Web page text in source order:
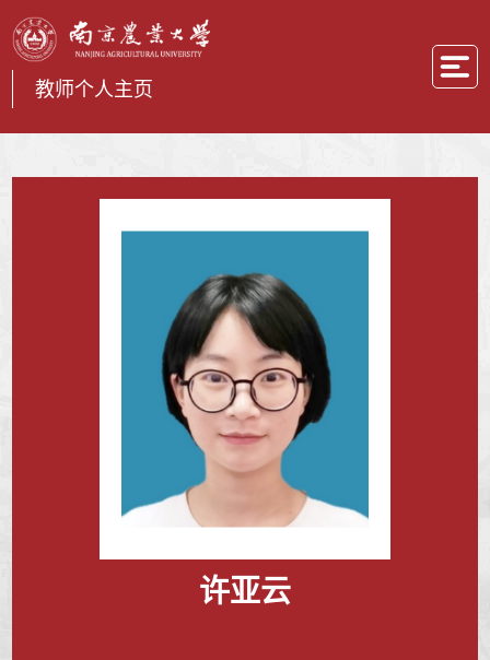
教师个人主页
许亚云